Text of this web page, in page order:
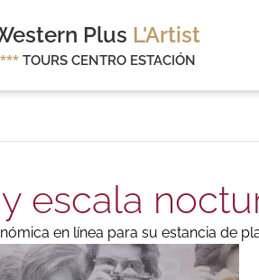
Plus L'Artist
TOURS CENTRO ESTACIÓN
escala
en línea para su estancia de